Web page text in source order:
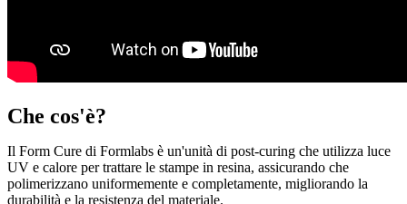
Che cos'è?
Il Form Cure di Formlabs è un'unità di post-curing che utilizza luce
UV e calore per trattare le stampe in resina, assicurando che
polimerizzano uniformemente e completamente, migliorando la
durabilità e la resistenza del materiale.